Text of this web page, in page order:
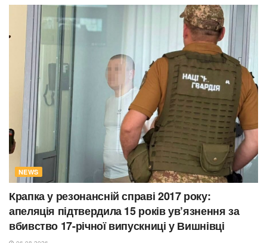
NEWS
Крапка у резонансній справі 2017 року:
апеляція підтвердила 15 років ув’язнення за
вбивство 17-річної випускниці у Вишнівці